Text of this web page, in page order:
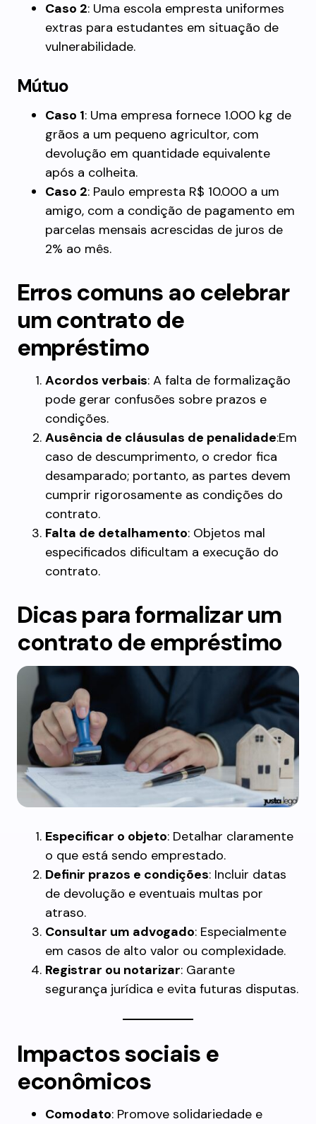
Caso 2: Uma escola empresta uniformes
extras para estudantes em situação de
vulnerabilidade.
Mútuo
Caso 1: Uma empresa fornece 1.000 kg de
grãos a um pequeno agricultor, com
devolução em quantidade equivalente
após a colheita.
Caso 2: Paulo empresta R$ 10.000 a um
amigo, com a condição de pagamento em
parcelas mensais acrescidas de juros de
2% ao mês.
Erros comuns ao celebrar
um contrato de
empréstimo
Acordos verbais: A falta de formalização
pode gerar confusões sobre prazos e
condições.
Ausência de cláusulas de penalidade:Em
caso de descumprimento, o credor fica
desamparado; portanto, as partes devem
cumprir rigorosamente as condições do
contrato.
Falta de detalhamento: Objetos mal
especificados dificultam a execução do
contrato.
Dicas para formalizar um
contrato de empréstimo
Especificar o objeto: Detalhar claramente
o que está sendo emprestado.
Definir prazos e condições: Incluir datas
de devolução e eventuais multas por
atraso.
Consultar um advogado: Especialmente
em casos de alto valor ou complexidade.
Registrar ou notarizar: Garante
segurança jurídica e evita futuras disputas.
Impactos sociais e
econômicos
Comodato: Promove solidariedade e